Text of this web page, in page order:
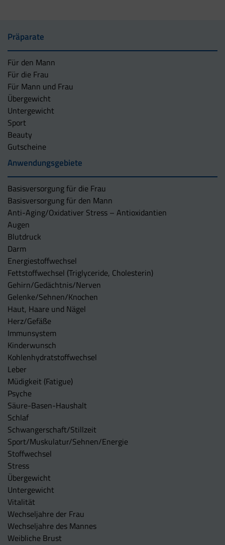
Präparate
Für den Mann
Für die Frau
Für Mann und Frau
Übergewicht
Untergewicht
Sport
Beauty
Gutscheine
Anwendungsgebiete
Basisversorgung für die Frau
Basisversorgung für den Mann
Anti-Aging/Oxidativer Stress – Antioxidantien
Augen
Blutdruck
Darm
Energiestoffwechsel
Fettstoffwechsel (Triglyceride, Cholesterin)
Gehirn/Gedächtnis/Nerven
Gelenke/Sehnen/Knochen
Haut, Haare und Nägel
Herz/Gefäße
Immunsystem
Kinderwunsch
Kohlenhydratstoffwechsel
Leber
Müdigkeit (Fatigue)
Psyche
Säure-Basen-Haushalt
Schlaf
Schwangerschaft/Stillzeit
Sport/Muskulatur/Sehnen/Energie
Stoffwechsel
Stress
Übergewicht
Untergewicht
Vitalität
Wechseljahre der Frau
Wechseljahre des Mannes
Weibliche Brust